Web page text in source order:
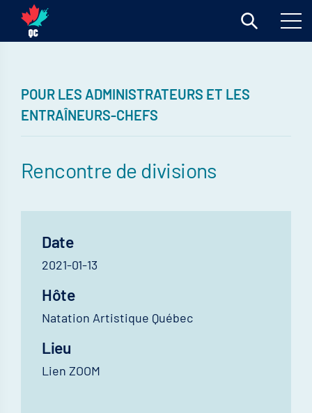
POUR LES ADMINISTRATEURS ET LES
ENTRAÎNEURS-CHEFS
Rencontre de divisions
Date
2021-01-13
Hôte
Natation Artistique Québec
Lieu
Lien ZOOM